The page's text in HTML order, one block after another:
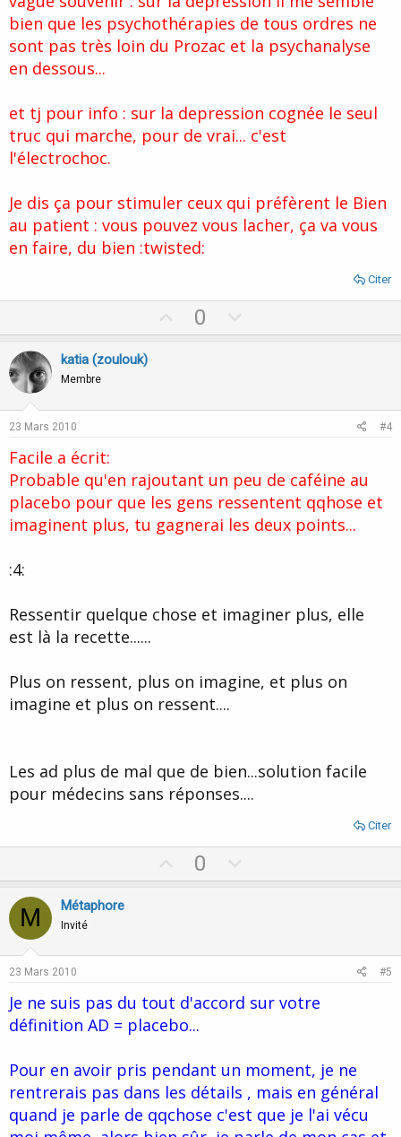
bien que les psychothérapies de tous ordres ne
sont pas très loin du Prozac et la psychanalyse
en dessous...
et tj pour info : sur la depression cognée le seul
truc qui marche, pour de vrai... c'est
l'électrochoc.
Je dis ça pour stimuler ceux qui préfèrent le Bien
au patient : vous pouvez vous lacher, ça va vous
en faire, du bien :twisted:
Citer
p
0
o
katia (zoulouk)
Membre
23 Mars 2010 #4
Facile a écrit:
Probable qu'en rajoutant un peu de caféine au
placebo pour que les gens ressentent qqhose et
imaginent plus, tu gagnerai les deux points...
:4:
Ressentir quelque chose et imaginer plus, elle
est là la recette......
Plus on ressent, plus on imagine, et plus on
imagine et plus on ressent....
Les ad plus de mal que de bien...solution facile
pour médecins sans réponses....
Citer
p
t
0
o
v
e
M Métaphore
Invité
23 Mars 2010 #5
Je ne suis pas du tout d'accord sur votre
définition AD = placebo...
Pour en avoir pris pendant un moment, je ne
rentrerais pas dans les détails , mais en général
quand je parle de qqchose c'est que je l'ai vécu